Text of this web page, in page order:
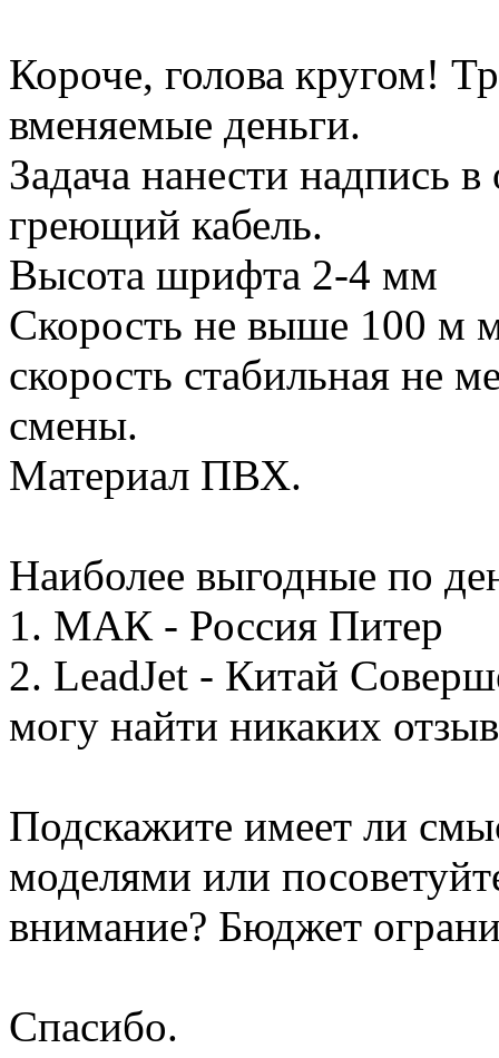
Короче, голова кругом!
вменяемые деньги.
Задача нанести надпись
греющий кабель.
Высота шрифта 2-4 мм
Скорость не выше 100 м
скорость стабильная не
смены.
Материал ПВХ.
Наиболее выгодные по
1. МАК - Россия Питер
2. LeadJet - Китай
могу найти никаких
Подскажите имеет ли
моделями или
внимание? Бюджет
Спасибо.